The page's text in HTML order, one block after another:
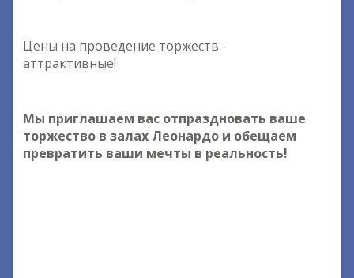
Цены на проведение торжеств -
аттрактивные!
Мы приглашаем вас отпраздновать ваше
торжество в залах Леонардо и обещаем
превратить ваши мечты в реальность!